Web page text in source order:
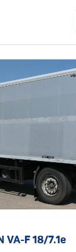
VA-F 18/7.1e